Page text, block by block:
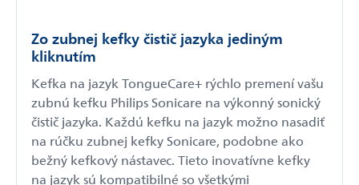
Zo zubnej kefky čistič jazyka jediným
kliknutím
Kefka na jazyk TongueCare+ rýchlo premení vašu
zubnú kefku Philips Sonicare na výkonný sonický
čistič jazyka. Každú kefku na jazyk možno nasadiť
na rúčku zubnej kefky Sonicare, podobne ako
bežný kefkový nástavec. Tieto inovatívne kefky
na jazyk sú kompatibilné so všetkými